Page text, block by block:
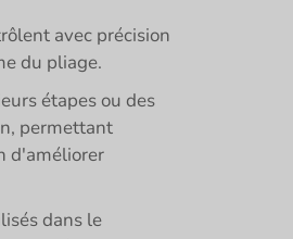
avec précision
du pliage.
étapes ou des
permettant
d'améliorer
dans le